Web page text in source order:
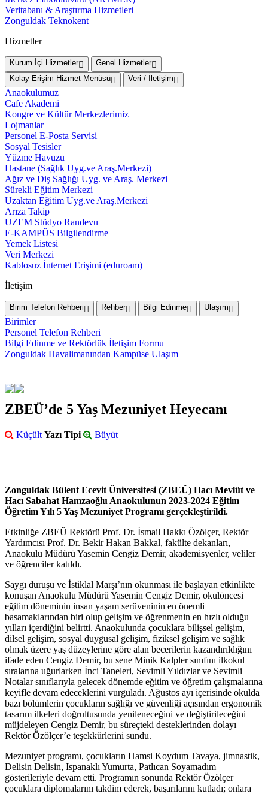
Veritabanı & Araştırma Hizmetleri
Zonguldak Teknokent
Hizmetler
Kurum İçi Hizmetler
Genel Hizmetler
Kolay Erişim Hizmet Menüsü
Veri / İletişim
Anaokulumuz
Cafe Akademi
Kongre ve Kültür Merkezlerimiz
Lojmanlar
Personel E-Posta Servisi
Sosyal Tesisler
Yüzme Havuzu
Hastane (Sağlık Uyg.ve Araş.Merkezi)
Ağız ve Diş Sağlığı Uyg. ve Araş. Merkezi
Sürekli Eğitim Merkezi
Uzaktan Eğitim Uyg.ve Araş.Merkezi
Arıza Takip
UZEM Stüdyo Randevu
E-KAMPÜS Bilgilendirme
Yemek Listesi
Veri Merkezi
Kablosuz İnternet Erişimi (eduroam)
İletişim
Birim Telefon Rehberi Rehber Bilgi Edinme Ulaşım
Birimler
Personel Telefon Rehberi
Bilgi Edinme ve Rektörlük İletişim Formu
Zonguldak Havalimanından Kampüse Ulaşım
ZBEÜ’de 5 Yaş Mezuniyet Heyecanı
Küçült Yazı Tipi Büyüt
Zonguldak Bülent Ecevit Üniversitesi (ZBEÜ) Hacı Mevlüt ve
Hacı Sabahat Hamzaoğlu Anaokulunun 2023-2024 Eğitim
Öğretim Yılı 5 Yaş Mezuniyet Programı gerçekleştirildi.
Etkinliğe ZBEÜ Rektörü Prof. Dr. İsmail Hakkı Özölçer, Rektör
Yardımcısı Prof. Dr. Bekir Hakan Bakkal, fakülte dekanları,
Anaokulu Müdürü Yasemin Cengiz Demir, akademisyenler, veliler
ve öğrenciler katıldı.
Saygı duruşu ve İstiklal Marşı’nın okunması ile başlayan etkinlikte
konuşan Anaokulu Müdürü Yasemin Cengiz Demir, okulöncesi
eğitim döneminin insan yaşam serüveninin en önemli
basamaklarından biri olup gelişim ve öğrenmenin en hızlı olduğu
yılları içerdiğini belirtti. Anaokulunda çocuklara bilişsel gelişim,
dilsel gelişim, sosyal duygusal gelişim, fiziksel gelişim ve sağlık
olmak üzere yaş düzeylerine göre alan becerilerin kazandırıldığını
ifade eden Cengiz Demir, bu sene Minik Kalpler sınıfını ilkokul
sıralarına uğurlarken İnci Taneleri, Sevimli Yıldızlar ve Sevimli
Notalar sınıflarıyla gelecek dönemde eğitim ve öğretim çalışmalarına
keyifle devam edeceklerini vurguladı. Ağustos ayı içerisinde okulda
bazı bölümlerin çocukların sağlığı ve güvenliği açısından ergonomik
tasarım ilkeleri doğrultusunda yenileneceğini ve değiştirileceğini
müjdeleyen Cengiz Demir, bu süreçteki desteklerinden dolayı
Rektör Özölçer’e teşekkürlerini sundu.
Mezuniyet programı, çocukların Hamsi Koydum Tavaya, jimnastik,
Delisin Delisin, Ispanaklı Yumurta, Patlıcan Soyamadım
gösterileriyle devam etti. Programın sonunda Rektör Özölçer
çocuklara diplomalarını takdim ederek, başarılarını kutladı; onlara